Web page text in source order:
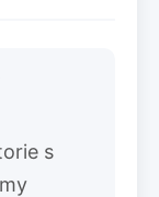
s